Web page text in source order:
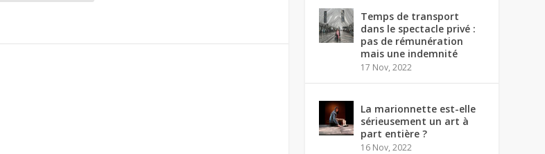
Temps de transport
dans le spectacle privé :
pas de rémunération
mais une indemnité
17 Nov, 2022
La marionnette est-elle
sérieusement un art à
part entière ?
16 Nov, 2022